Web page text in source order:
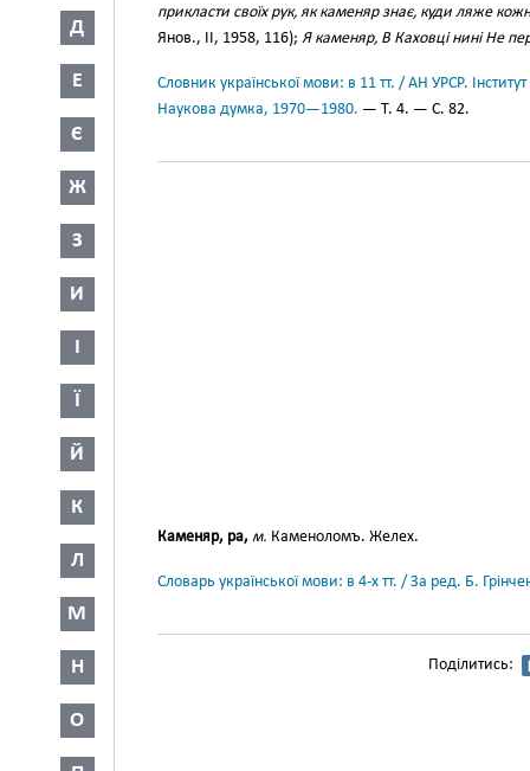
Д
Е
Є
Ж
З
И
І
Ї
Й
К
Л
М
Н
О
прикласти своїх рук, як каменяр знає, куди ляже
Янов., II, 1958, 116); Я каменяр, В Каховці нині Не
Словник української мови: в 11 тт. / АН УРСР.
Наукова думка, 1970—1980. — Т. 4. — С. 82.
Каменяр, ра, м. Каменоломъ. Желех.
Словарь української мови: в 4-х тт. / За ред. Б.
Поділитись: